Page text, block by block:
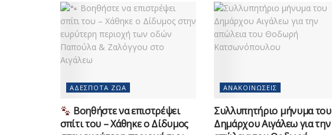
ΑΔΈΣΠΟΤΑ ΖΏΑ
Βοηθήστε να επιστρέψει
σπίτι του – Χάθηκε ο Δίδυμος
ΑΝΑΚΟΙΝΏΣΕΙΣ
Συλλυπητήριο μήνυμα του
Δημάρχου Αιγάλεω για την